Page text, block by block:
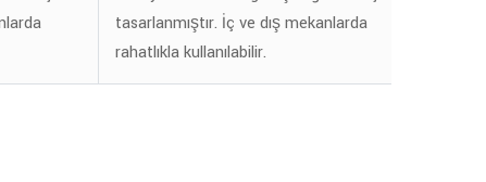
tasarlanmıştır. İç ve dış mekanlarda
rahatlıkla kullanılabilir.